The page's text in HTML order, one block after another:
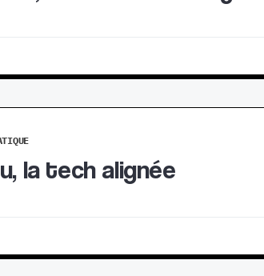
la tech alignée